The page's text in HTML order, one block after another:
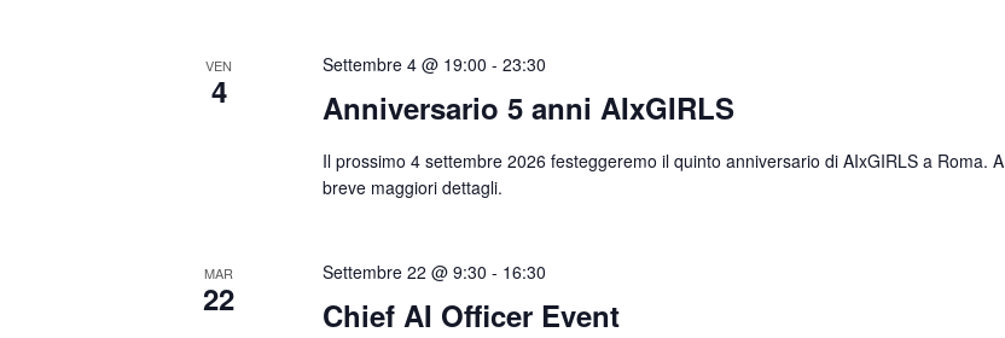
VEN
4 Anniversario 5 anni AIxGIRLS
Settembre 4 @ 19:00 - 23:30
Il prossimo 4 settembre 2026 festeggeremo il quinto anniversario di AIxGIRLS a Roma. A
breve maggiori dettagli.
MAR
22 Chief AI Officer Event
Settembre 22 @ 9:30 - 16:30